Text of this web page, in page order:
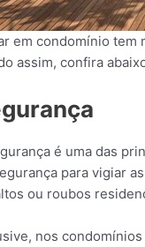
em condomínio tem
assim, confira
é uma das
para vigiar
ou roubos
nos